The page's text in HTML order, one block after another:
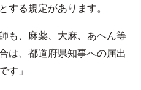
する規定があります。
も、麻薬、大麻、あへん等
は、都道府県知事への届出
す」